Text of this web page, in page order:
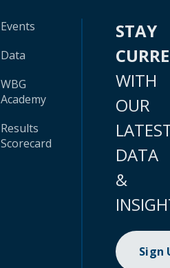
Events
Data
WBG
Academy
Results
Scorecard
STAY
WITH
OUR
DATA
&
Sign